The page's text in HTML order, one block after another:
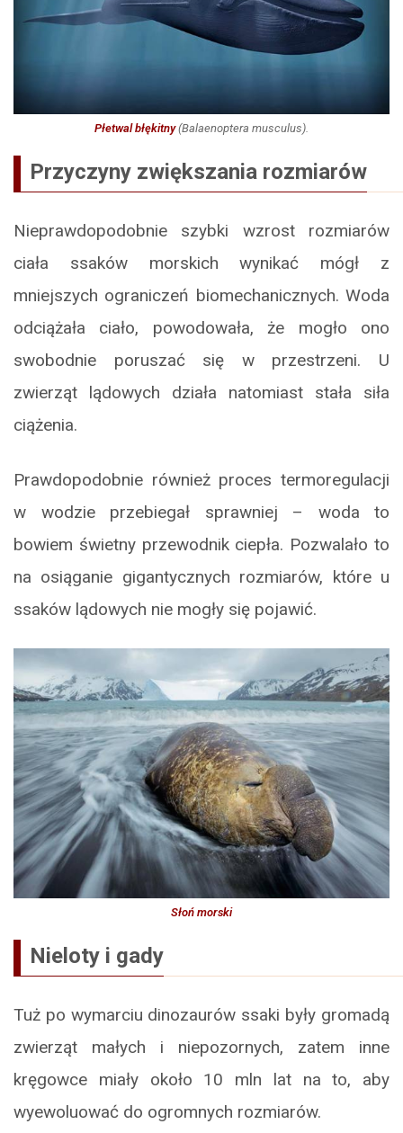
Płetwal błękitny (Balaenoptera musculus).
Przyczyny zwiększania rozmiarów
Nieprawdopodobnie szybki wzrost rozmiarów
ciała ssaków morskich wynikać mógł z
mniejszych ograniczeń biomechanicznych. Woda
odciążała ciało, powodowała, że mogło ono
swobodnie poruszać się w przestrzeni. U
zwierząt lądowych działa natomiast stała siła
ciążenia.
Prawdopodobnie również proces termoregulacji
w wodzie przebiegał sprawniej – woda to
bowiem świetny przewodnik ciepła. Pozwalało to
na osiąganie gigantycznych rozmiarów, które u
ssaków lądowych nie mogły się pojawić.
Słoń morski
Nieloty i gady
Tuż po wymarciu dinozaurów ssaki były gromadą
zwierząt małych i niepozornych, zatem inne
kręgowce miały około 10 mln lat na to, aby
wyewoluować do ogromnych rozmiarów.